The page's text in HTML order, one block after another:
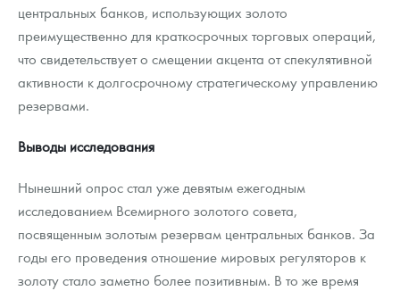
центральных банков, использующих золото
преимущественно для краткосрочных торговых операций,
что свидетельствует о смещении акцента от спекулятивной
активности к долгосрочному стратегическому управлению
резервами.
Выводы исследования
Нынешний опрос стал уже девятым ежегодным
исследованием Всемирного золотого совета,
посвященным золотым резервам центральных банков. За
годы его проведения отношение мировых регуляторов к
золоту стало заметно более позитивным. В то же время